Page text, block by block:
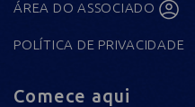
ÁREA DO ASSOCIADO
POLÍTICA DE PRIVACIDADE
Comece aqui